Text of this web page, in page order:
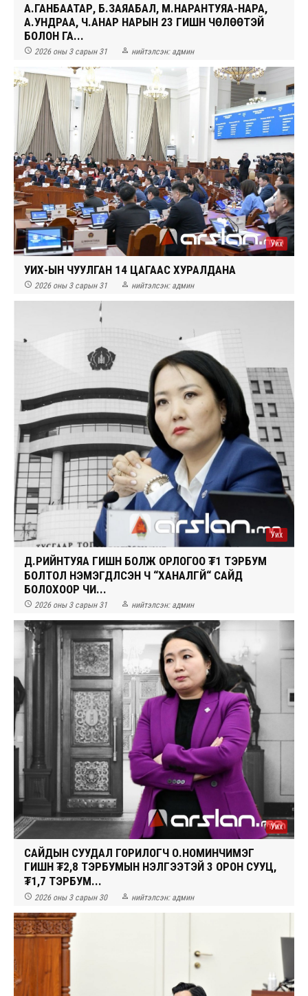
А.ГАНБААТАР, Б.ЗАЯАБАЛ, М.НАРАНТУЯА-НАРА,
А.УНДРАА, Ч.АНАР НАРЫН 23 ГИШҮҮН ЧӨЛӨӨТЭЙ
БОЛОН ГА...
 2026 оны 3 сарын 31  нийтэлсэн: админ
Уих
УИХ-ЫН ЧУУЛГАН 14 ЦАГААС ХУРАЛДАНА
 2026 оны 3 сарын 31  нийтэлсэн: админ
Уих
Д.ҮҮРИЙНТУЯА ГИШҮҮН БОЛЖ ОРЛОГОО ₮1 ТЭРБУМ
БОЛТОЛ НЭМЭГДҮҮЛСЭН Ч “ХАНАЛГҮЙ“ САЙД
БОЛОХООР ЧИ...
 2026 оны 3 сарын 31  нийтэлсэн: админ
Уих
САЙДЫН СУУДАЛ ГОРИЛОГЧ О.НОМИНЧИМЭГ
ГИШҮҮН ₮2,8 ТЭРБУМЫН ҮНЭЛГЭЭТЭЙ 3 ОРОН СУУЦ,
₮1,7 ТЭРБУМ...
 2026 оны 3 сарын 30  нийтэлсэн: админ